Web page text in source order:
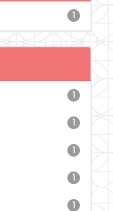
1
1
1
1
1
1